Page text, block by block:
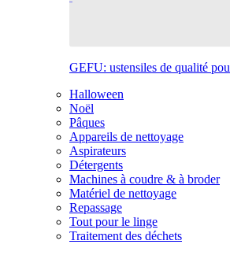
GEFU: ustensiles de qualité
Halloween
Noël
Pâques
Appareils de nettoyage
Aspirateurs
Détergents
Machines à coudre & à broder
Matériel de nettoyage
Repassage
Tout pour le linge
Traitement des déchets